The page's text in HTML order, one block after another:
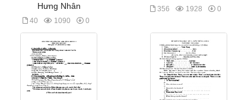
Hưng Nhân
40 1090 0
356 1928 0